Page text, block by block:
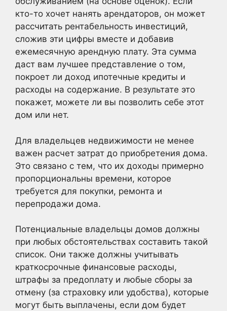
кто-то хочет нанять арендаторов, он может
рассчитать рентабельность инвестиций,
сложив эти цифры вместе и добавив
ежемесячную арендную плату. Эта сумма
даст вам лучшее представление о том,
покроет ли доход ипотечные кредиты и
расходы на содержание. В результате это
покажет, можете ли вы позволить себе этот
дом или нет.
Для владельцев недвижимости не менее
важен расчет затрат до приобретения дома.
Это связано с тем, что их доходы примерно
пропорциональны времени, которое
требуется для покупки, ремонта и
перепродажи дома.
Потенциальные владельцы домов должны
при любых обстоятельствах составить такой
список. Они также должны учитывать
краткосрочные финансовые расходы,
штрафы за предоплату и любые сборы за
отмену (за страховку или удобства), которые
могут быть выплачены, если дом будет